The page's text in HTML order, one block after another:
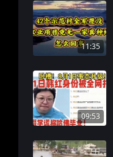
11:35
09:53